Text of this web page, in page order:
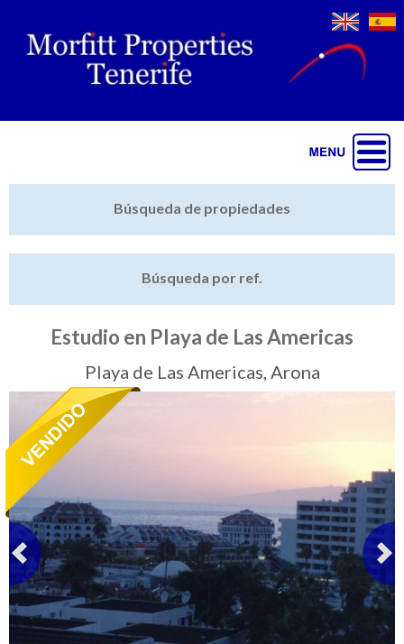
Vender mi propiedad
Destacado
Contáctenos
Buscar propiedad
Búsqueda de propiedades
Búsqueda por ref.
Estudio en Playa de Las Americas
Playa de Las Americas, Arona